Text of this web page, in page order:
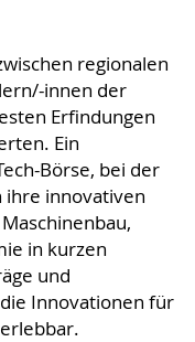
regionalen
innen der
Erfindungen
Ein
Börse, bei der
innovativen
in kurzen
und
Innovationen für